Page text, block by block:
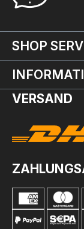
SHOP
VERSAND